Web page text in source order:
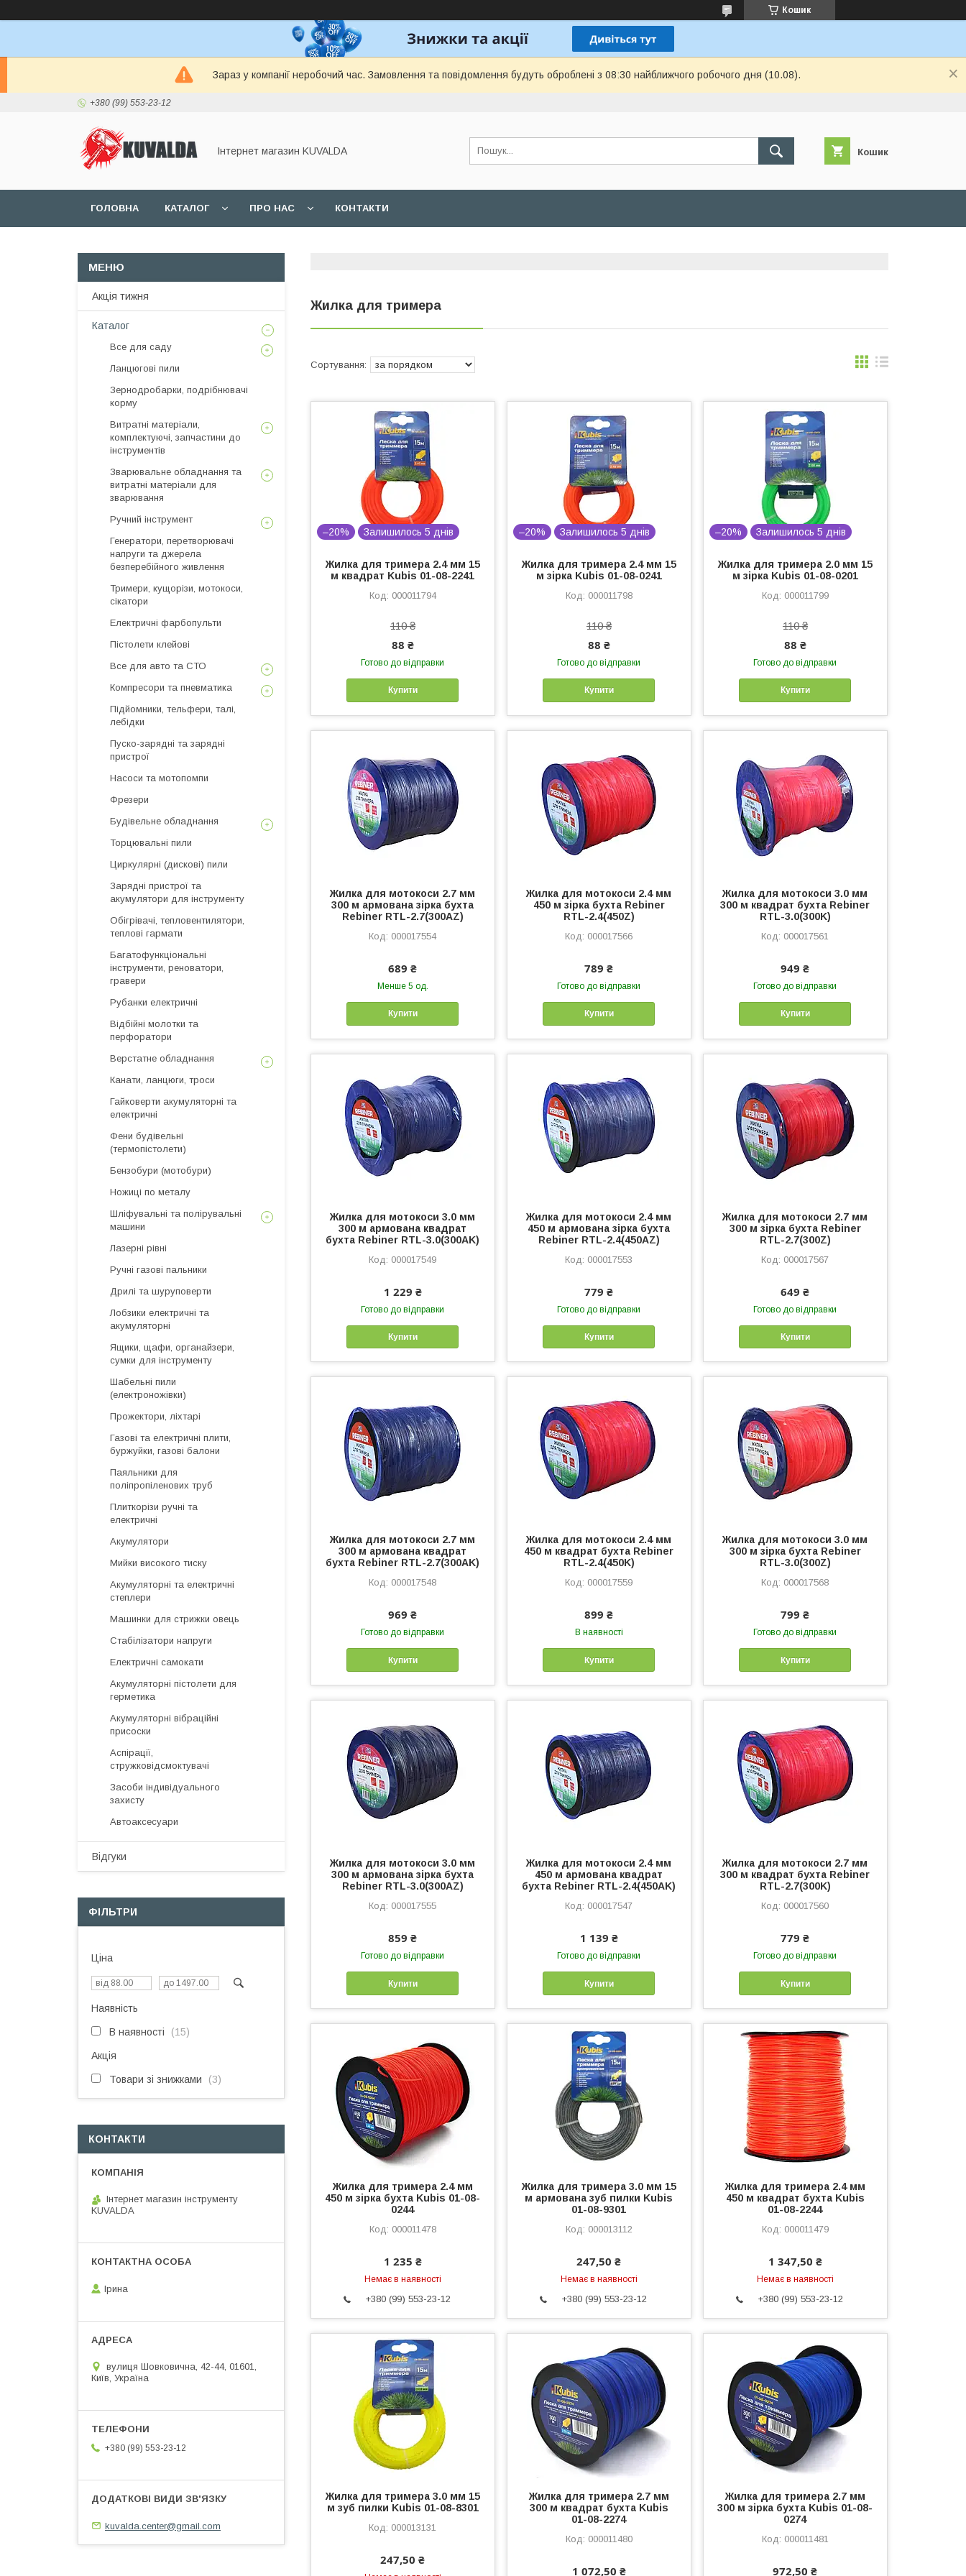
Кошик
Зараз у компанії неробочий час. Замовлення та повідомлення будуть оброблені з 08:30 найближчого робочого дня (10.08).
+380 (99) 553-23-12
Інтернет магазин KUVALDA Кошик
ГОЛОВНА КАТАЛОГ ПРО НАС КОНТАКТИ
Жилка для тримера
–20% Залишилось 5 днів
Жилка для тримера 2.4 мм 15
м квадрат Kubis 01-08-2241
000011794
110 ₴
88 ₴
Готово до відправки
Купити
–20% Залишилось 5 днів
Жилка для тримера 2.4 мм 15
м зірка Kubis 01-08-0241
000011798
110 ₴
88 ₴
Готово до відправки
Купити
–20% Залишилось 5 днів
Жилка для тримера 2.0 мм 15
м зірка Kubis 01-08-0201
000011799
110 ₴
88 ₴
Готово до відправки
Купити
Жилка для мотокоси 2.7 мм
300 м армована зірка бухта
Rebiner RTL-2.7(300AZ)
000017554
689 ₴
Менше 5 од.
Купити
Жилка для мотокоси 2.4 мм
450 м зірка бухта Rebiner
RTL-2.4(450Z)
000017566
789 ₴
Готово до відправки
Купити
Жилка для мотокоси 3.0 мм
300 м квадрат бухта Rebiner
RTL-3.0(300K)
000017561
949 ₴
Готово до відправки
Купити
Жилка для мотокоси 3.0 мм
300 м армована квадрат
бухта Rebiner RTL-3.0(300AK)
000017549
1 229 ₴
Готово до відправки
Купити
Жилка для мотокоси 2.4 мм
450 м армована зірка бухта
Rebiner RTL-2.4(450AZ)
000017553
779 ₴
Готово до відправки
Купити
Жилка для мотокоси 2.7 мм
300 м зірка бухта Rebiner
RTL-2.7(300Z)
000017567
649 ₴
Готово до відправки
Купити
Жилка для мотокоси 2.7 мм
300 м армована квадрат
бухта Rebiner RTL-2.7(300AK)
000017548
969 ₴
Готово до відправки
Купити
Жилка для мотокоси 2.4 мм
450 м квадрат бухта Rebiner
RTL-2.4(450K)
000017559
899 ₴
В наявності
Купити
Жилка для мотокоси 3.0 мм
300 м зірка бухта Rebiner
RTL-3.0(300Z)
000017568
799 ₴
Готово до відправки
Купити
Жилка для мотокоси 3.0 мм
300 м армована зірка бухта
Rebiner RTL-3.0(300AZ)
000017555
859 ₴
Готово до відправки
Купити
Жилка для мотокоси 2.4 мм
450 м армована квадрат
бухта Rebiner RTL-2.4(450AK)
000017547
1 139 ₴
Готово до відправки
Купити
Жилка для мотокоси 2.7 мм
300 м квадрат бухта Rebiner
RTL-2.7(300K)
000017560
779 ₴
Готово до відправки
Купити
Жилка для тримера 2.4 мм
450 м зірка бухта Kubis 01-08-
0244
000011478
1 235 ₴
Немає в наявності
+380 (99) 553-23-12
Жилка для тримера 3.0 мм 15
м армована зуб пилки Kubis
01-08-9301
000013112
247,50 ₴
Немає в наявності
+380 (99) 553-23-12
Жилка для тримера 2.4 мм
450 м квадрат бухта Kubis
01-08-2244
000011479
1 347,50 ₴
Немає в наявності
+380 (99) 553-23-12
Жилка для тримера 3.0 мм 15
м зуб пилки Kubis 01-08-8301
000013131
247,50 ₴
Жилка для тримера 2.7 мм
300 м квадрат бухта Kubis
01-08-2274
000011480
1 072,50 ₴
Жилка для тримера 2.7 мм
300 м зірка бухта Kubis 01-08-
0274
000011481
972,50 ₴
Акція тижня
Каталог
Все для саду
Ланцюгові пили
Зернодробарки, подрібнювачі
корму
Витратні матеріали,
комплектуючі, запчастини до
інструментів
Зварювальне обладнання та
витратні матеріали для
зварювання
Ручний інструмент
Генератори, перетворювачі
напруги та джерела
безперебійного живлення
Тримери, кущорізи, мотокоси,
сікатори
Електричні фарбопульти
Пістолети клейові
Все для авто та СТО
Компресори та пневматика
Підйомники, тельфери, талі,
лебідки
Пуско-зарядні та зарядні
пристрої
Насоси та мотопомпи
Фрезери
Будівельне обладнання
Торцювальні пили
Циркулярні (дискові) пили
Зарядні пристрої та
акумулятори для інструменту
Обігрівачі, тепловентилятори,
теплові гармати
Багатофункціональні
інструменти, реноватори,
гравери
Рубанки електричні
Відбійні молотки та
перфоратори
Верстатне обладнання
Канати, ланцюги, троси
Гайковерти акумуляторні та
електричні
Фени будівельні
(термопістолети)
Бензобури (мотобури)
Ножиці по металу
Шліфувальні та полірувальні
машини
Лазерні рівні
Ручні газові пальники
Дрилі та шуруповерти
Лобзики електричні та
акумуляторні
Ящики, щафи, органайзери,
сумки для інструменту
Шабельні пили
(електроножівки)
Прожектори, ліхтарі
Газові та електричні плити,
буржуйки, газові балони
Паяльники для
поліпропіленових труб
Плиткорізи ручні та
електричні
Акумулятори
Мийки високого тиску
Акумуляторні та електричні
степлери
Машинки для стрижки овець
Стабілізатори напруги
Електричні самокати
Акумуляторні пістолети для
герметика
Акумуляторні вібраційні
присоски
Аспірації,
стружковідсмоктувачі
Засоби індивідуального
захисту
Автоаксесуари
Відгуки
ФІЛЬТРИ
Ціна
Наявність
В наявності 15
Акція
Товари зі знижками 3
КОНТАКТИ
Інтернет магазин інструменту
KUVALDA
Ірина
вулиця Шовковична, 42-44, 01601,
Київ, Україна
+380 (99) 553-23-12
kuvalda.center@gmail.com